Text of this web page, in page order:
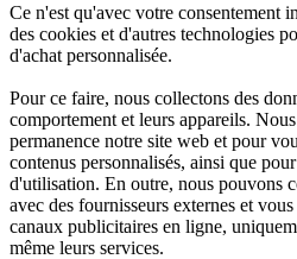
Ce n'est qu'avec votre consentement
des cookies et d'autres technologies
d'achat personnalisée.
Pour ce faire, nous collectons des
comportement et leurs appareils.
permanence notre site web et pour
contenus personnalisés, ainsi que
d'utilisation. En outre, nous pouvons
avec des fournisseurs externes et
canaux publicitaires en ligne,
même leurs services.